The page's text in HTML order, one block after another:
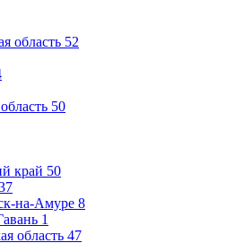
область 52
50
край 50
на-Амуре 8
1
область 47